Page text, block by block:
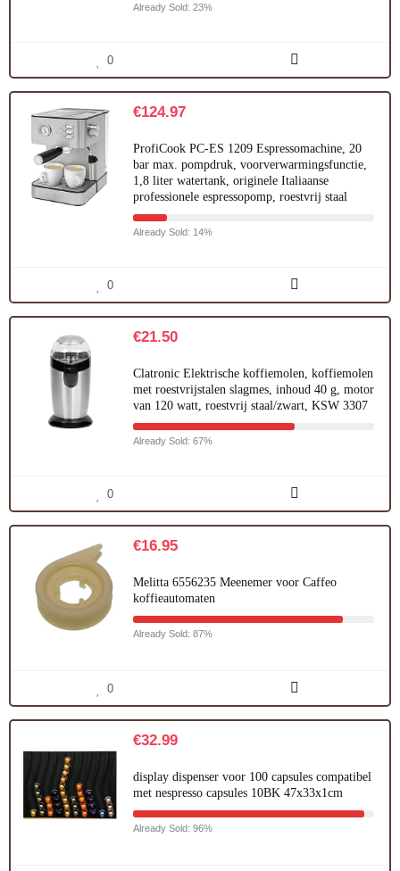
Already Sold: 23%
0
€124.97
ProfiCook PC-ES 1209 Espressomachine, 20
bar max. pompdruk, voorverwarmingsfunctie,
1,8 liter watertank, originele Italiaanse
professionele espressopomp, roestvrij staal
Already Sold: 14%
0
€21.50
Clatronic Elektrische koffiemolen, koffiemolen
met roestvrijstalen slagmes, inhoud 40 g, motor
van 120 watt, roestvrij staal/zwart, KSW 3307
Already Sold: 67%
0
€16.95
Melitta 6556235 Meenemer voor Caffeo
koffieautomaten
Already Sold: 87%
0
€32.99
display dispenser voor 100 capsules compatibel
met nespresso capsules 10BK 47x33x1cm
Already Sold: 96%